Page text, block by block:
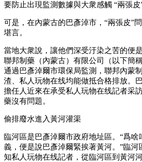
要防止出現監測數據與大衆感觸 “兩張皮”
可是，在內蒙古的巴彥淖市，“兩張皮”
堪言。
當地大衆說，讓他們深受汙染之苦的
聯邦制藥（內蒙古）有限公司（以下簡
通過巴彥淖爾市環保局監測，聯邦內蒙
渣、私人玩物在线均能做抵合格排放。
擔任人近來在承受私人玩物在线記者采
藥沒有問題。
偷排廢水進入黃河灌渠
臨河區是巴彥淖爾市政府地址區。“爲啥
義，便是說巴彥淖爾緊挨著黃河。”臨河
知私人玩物在线記者，從臨河區到黃河